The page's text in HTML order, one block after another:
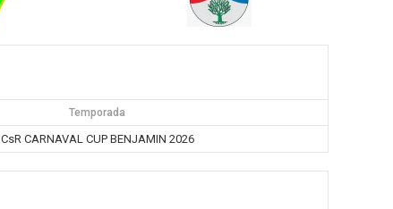
Temporada
CsR CARNAVAL CUP BENJAMIN 2026